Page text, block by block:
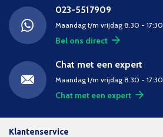
023-5517909
Maandag t/m vrijdag 8.30 - 17:30
Bel ons direct
Chat met een expert
Maandag t/m vrijdag 8.30 - 17:30
Chat met een expert
Klantenservice